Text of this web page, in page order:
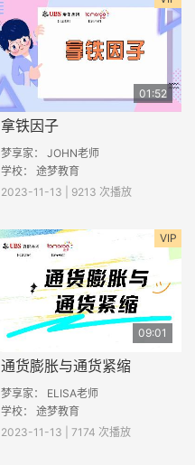
01:52
拿铁因子
梦享家： JOHN老师
学校： 途梦教育
2023-11-13 | 9213 次播放
VIP
09:01
通货膨胀与通货紧缩
梦享家： ELISA老师
学校： 途梦教育
2023-11-13 | 7174 次播放